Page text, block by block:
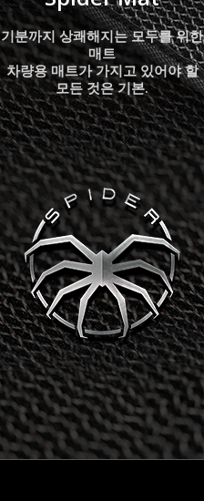
기분까지 상쾌해지는 모두를 위한
매트
차량용 매트가 가지고 있어야 할
모든 것은 기본.